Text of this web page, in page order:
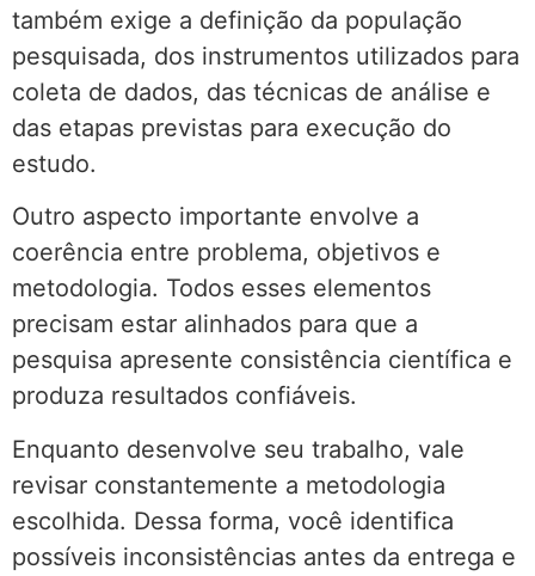
também exige a definição da população
pesquisada, dos instrumentos utilizados para
coleta de dados, das técnicas de análise e
das etapas previstas para execução do
estudo.
Outro aspecto importante envolve a
coerência entre problema, objetivos e
metodologia. Todos esses elementos
precisam estar alinhados para que a
pesquisa apresente consistência científica e
produza resultados confiáveis.
Enquanto desenvolve seu trabalho, vale
revisar constantemente a metodologia
escolhida. Dessa forma, você identifica
possíveis inconsistências antes da entrega e